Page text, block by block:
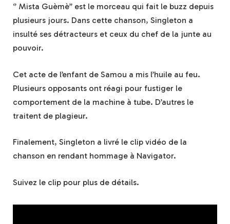
‘’ Mista Guèmè’’ est le morceau qui fait le buzz depuis
plusieurs jours. Dans cette chanson, Singleton a
insulté ses détracteurs et ceux du chef de la junte au
pouvoir.
Cet acte de l’enfant de Samou a mis l’huile au feu.
Plusieurs opposants ont réagi pour fustiger le
comportement de la machine à tube. D’autres le
traitent de plagieur.
Finalement, Singleton a livré le clip vidéo de la
chanson en rendant hommage à Navigator.
Suivez le clip pour plus de détails.